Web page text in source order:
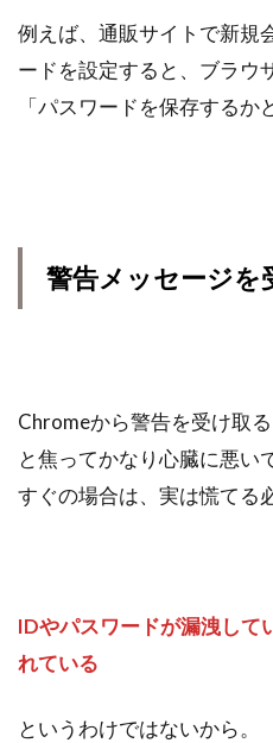
例えば、通販サイトで新規
ードを設定すると、ブラウ
「パスワードを保存するか
警告メッセージを
Chromeから警告を受け取
と焦ってかなり心臓に悪い
すぐの場合は、実は慌てる
IDやパスワードが漏洩し
れている
というわけではないから。